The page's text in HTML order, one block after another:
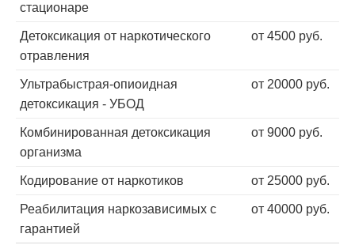
стационаре
Детоксикация от наркотического
отравления
от 4500 руб.
Ультрабыстрая-опиоидная
детоксикация - УБОД
от 20000 руб.
Комбинированная детоксикация
организма
от 9000 руб.
Кодирование от наркотиков от 25000 руб.
Реабилитация наркозависимых с
гарантией
от 40000 руб.